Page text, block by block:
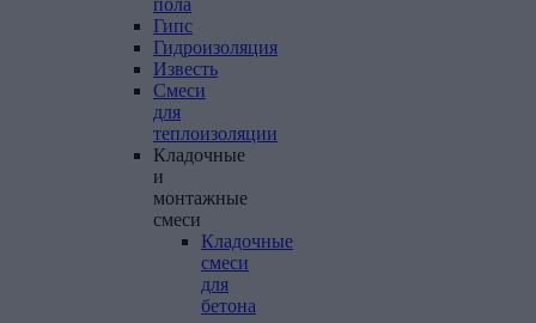
пола
Гипс
Гидроизоляция
Известь
Смеси
для
теплоизоляции
Кладочные
и
монтажные
смеси
Кладочные
смеси
для
бетона